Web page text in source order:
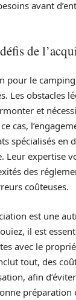
avant
de
pour le
Les obstacles
et
cas,
spécialisés
Leur expertise
des
coûteuses.
est une
il est
avec le
tout, des
afin
préparation